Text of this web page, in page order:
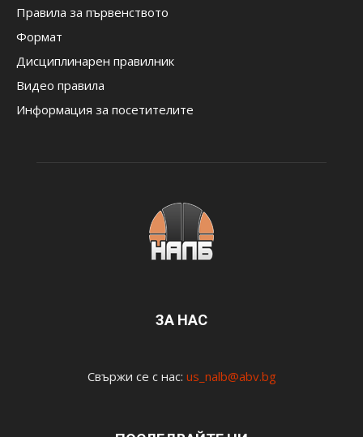
Правила за първенството
Формат
Дисциплинарен правилник
Видео правила
Информация за посетителите
ЗА НАС
Свържи се с нас: us_nalb@abv.bg